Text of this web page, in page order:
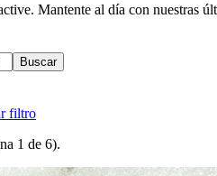
Mantente al día con nuestras
Buscar
filtro
1 de 6).